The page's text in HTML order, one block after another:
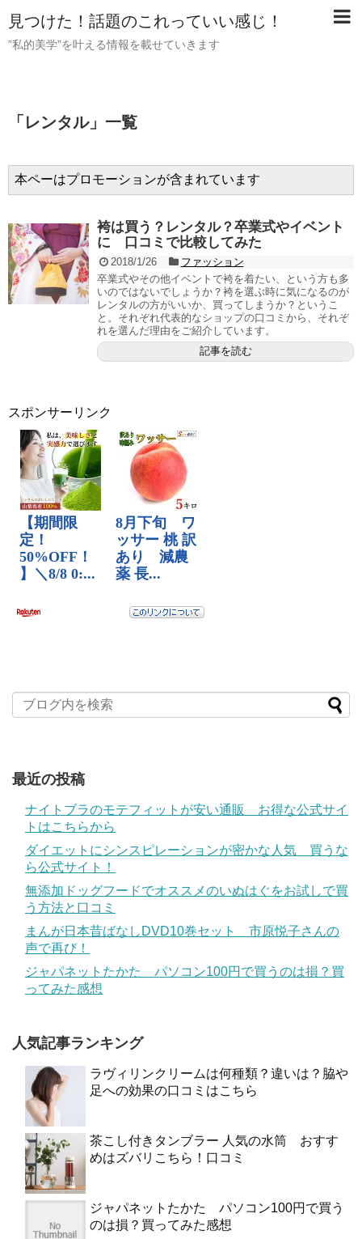
見つけた！話題のこれっていい感じ！
”私的美学”を叶える情報を載せていきます
「 レンタル」 一覧
本ペーはプロモーションが含まれています
袴は買う？レンタル？卒業式やイベント
に 口コミで比較してみた
2018/1/26
ファッション
卒業式やその他イベントで袴を着たい、という方も多
いのではないでしょうか？袴を選ぶ時に気になるのが
レンタルの方がいいか、買ってしまうか？というこ
と。それぞれ代表的なショップの口コミから、それぞ
れを選んだ理由をご紹介しています。
記事を読む
スポンサーリンク
最近の投稿
ナイトブラのモテフィットが安い通販 お得な公式サイ
トはこちらから
ダイエットにシンスピレーションが密かな人気 買うな
ら公式サイト！
無添加ドッグフードでオススメのいぬはぐをお試しで買
う方法と口コミ
まんが日本昔ばなしDVD10巻セット 市原悦子さんの
声で再び！
ジャパネットたかた パソコン100円で買うのは損？買
ってみた感想
人気記事ランキング
ラヴィリンクリームは何種類？違いは？脇や
足への効果の口コミはこちら
茶こし付きタンブラー 人気の水筒 おすす
めはズバリこちら！口コミ
ジャパネットたかた パソコン100円で買う
のは損？買ってみた感想